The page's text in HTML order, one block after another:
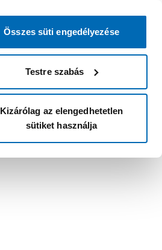
Összes süti engedélyezése
Testre szabás
Kizárólag az elengedhetetlen
sütiket használja